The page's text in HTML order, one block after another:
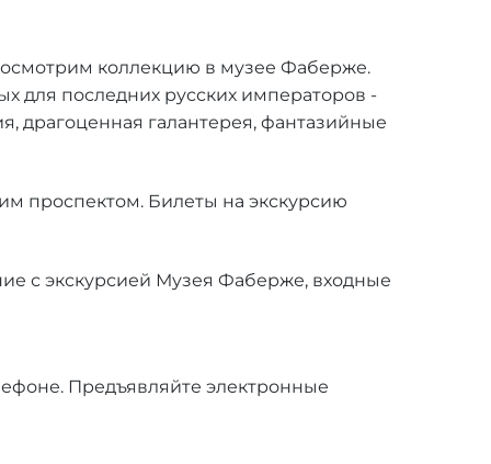
коллекцию в музее Фаберже.
для последних русских императоров -
драгоценная галантерея, фантазийные
проспектом. Билеты на экскурсию
с экскурсией Музея Фаберже, входные
Предъявляйте электронные